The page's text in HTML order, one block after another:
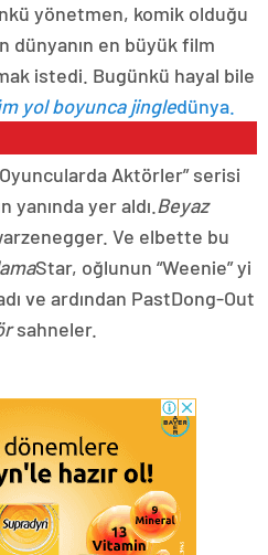
yönetmen, komik olduğu
dünyanın en büyük film
istedi. Bugünkü hayal bile
yol boyunca jingledünya.
Aktörler” serisi
yer aldı. Beyaz
Ve elbette bu
Star, oğlunun “Weenie” yi
ve ardından PastDong-Out
sahneler.